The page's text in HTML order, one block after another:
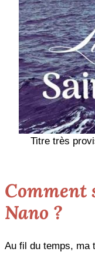
Titre très
Comment
Nano ?
Au fil du temps, ma